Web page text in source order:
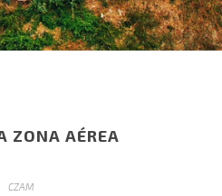
ZONA AÉREA
CZAM